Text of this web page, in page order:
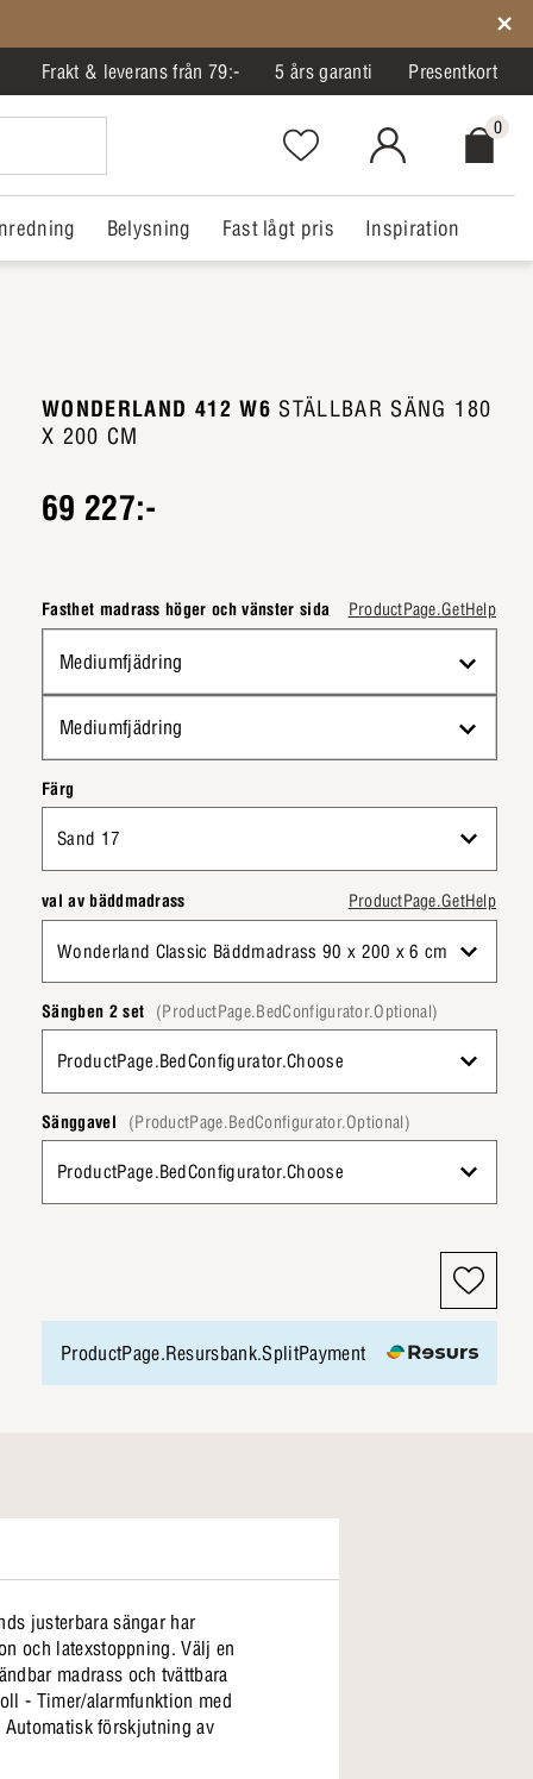
Frakt & leverans från 79:- 5 års garanti Presentkort
Favorites.NavigationButton.Text
MitIlva.Login
0
Belysning Fast lågt pris Inspiration
WONDERLAND 412 W6 STÄLLBAR SÄNG 180
X 200 CM
69 227:-
Fasthet madrass höger och vänster sida ProductPage.GetHelp
Mediumfjädring
Mediumfjädring
Färg
Sand 17
val av bäddmadrass ProductPage.GetHelp
Wonderland Classic Bäddmadrass 90 x 200 x 6 cm
Sängben 2 set (ProductPage.BedConfigurator.Optional)
ProductPage.BedConfigurator.Choose
Sänggavel (ProductPage.BedConfigurator.Optional)
ProductPage.BedConfigurator.Choose
ProductPage.Resursbank.SplitPayment
justerbara sängar har
och latexstoppning. Välj en
madrass och tvättbara
- Timer/alarmfunktion med
förskjutning av